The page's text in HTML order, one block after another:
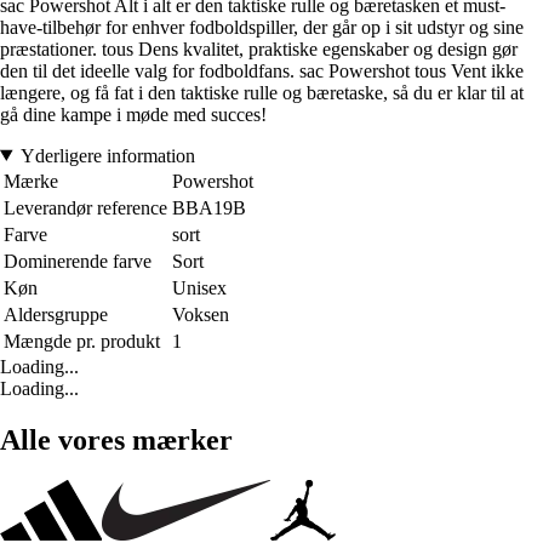
sac Powershot Alt i alt er den taktiske rulle og bæretasken et must-
have-tilbehør for enhver fodboldspiller, der går op i sit udstyr og sine
præstationer. tous Dens kvalitet, praktiske egenskaber og design gør
den til det ideelle valg for fodboldfans. sac Powershot tous Vent ikke
længere, og få fat i den taktiske rulle og bæretaske, så du er klar til at
gå dine kampe i møde med succes!
Yderligere information
Mærke
Powershot
Leverandør reference BBA19B
Farve
sort
Dominerende farve
Sort
Køn
Unisex
Aldersgruppe
Voksen
Mængde pr. produkt
1
Loading...
Loading...
Alle vores mærker